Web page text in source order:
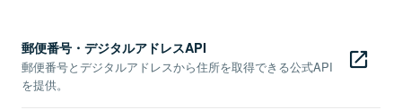
郵便番号・デジタルアドレスAPI
郵便番号とデジタルアドレスから住所を取得できる公式API
を提供。